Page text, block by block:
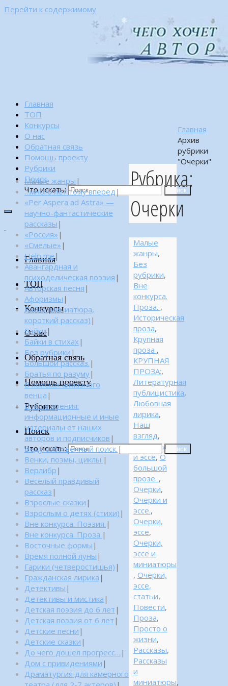
Перейти к содержимому
Главная
ТОП
Конкурсы
О нас
Обратная связь
Помощь проекту
Рубрики
Поиск
Что искать:
Поиск
Главная
ТОП
Конкурсы
О нас
Обратная связь
Помощь проекту
Рубрики
Поиск
Что искать: Поиск
Главная
Архив
рубрики
"Очерки"
Рубрика:
Очерки
Малые
жанры,
Без
рубрики,
Вне
конкурса.
Проза. ,
Историческая
проза,
Крупная
проза ,
КРУПНАЯ
ПРОЗА:,
Литературная
публицистика,
Любовная
лирика,
Наш
взгляд,
Новеллы
и эссе, О
большой
прозе. ,
Очерки,
Очерки и
эссе.,
Очерки,
эссе,
Очерки,
эссе и
миниатюры
, Очерки,
эссе,
статьи,
Повести,
Проза,
Просто о
жизни,
Рассказы,
Рассказы
и
миниатюры,
Малые жанры |
…много лет тому вперед |
«Per Aspera ad Astra» —
научно-фантастические
рассказы |
«Россия» |
«Смелые» |
Help me|
Авангардная и
психоделическая поэзия |
Авторская песня |
Афоризмы |
Байка (миниатюра,
короткий рассказ) |
Байки|
Байки в стихах |
Без рубрики |
Большой рассказ. |
Братья по разуму|
В поисках алмазного
венца |
В поле зрения:
информационные и иные
материалы от наших
авторов и подписчиков |
Веду собственный поиск. |
Венки, поэмы, циклы. |
Верлибр |
Веселый правдивый
рассказ |
Взрослые сказки |
Взрослым о детях (стихи) |
Вне конкурса. Поэзия. |
Вне конкурса. Проза. |
Восточные формы |
Время полной луны |
Гарики (четверостишья) |
Гражданская лирика |
Детективы |
Детективы и мистика |
Детская поэзия до 6 лет |
Детская поэзия от 6 лет |
Детские песни |
Детские сказки |
До чего дошел прогресс… |
Дом с привидениями |
Драматургия для камерного